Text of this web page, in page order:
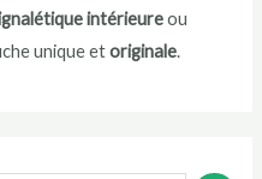
intérieureou
unique etoriginale.